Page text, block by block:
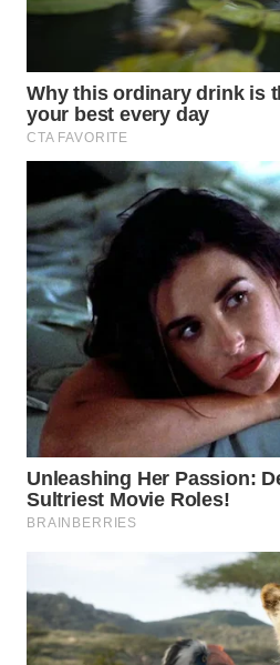
WN
SEMARANG
WN
SOLO
WN
BOROBUDUR
WN
MADURA
WN
SURABAYA
WN
WN
BINTAN